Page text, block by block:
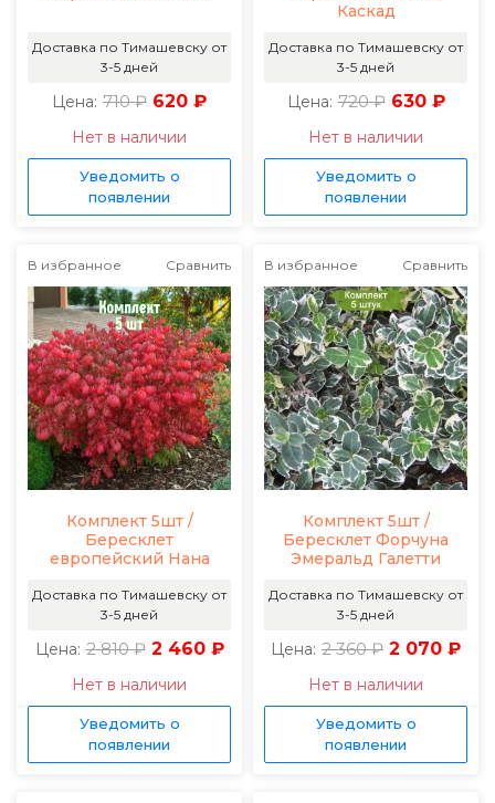
Доставка по Тимашевску от
3-5 дней
Цена: 710 ₽ 620 ₽
Нет в наличии
Уведомить о
появлении
Каскад
Доставка по Тимашевску от
3-5 дней
Цена: 720 ₽ 630 ₽
Нет в наличии
Уведомить о
появлении
В избранное Сравнить
Комплект 5шт /
Бересклет
европейский Нана
Доставка по Тимашевску от
3-5 дней
Цена: 2 810 ₽ 2 460 ₽
Нет в наличии
Уведомить о
появлении
В избранное Сравнить
Комплект 5шт /
Бересклет Форчуна
Эмеральд Галетти
Доставка по Тимашевску от
3-5 дней
Цена: 2 360 ₽ 2 070 ₽
Нет в наличии
Уведомить о
появлении